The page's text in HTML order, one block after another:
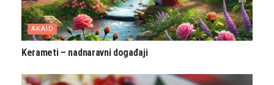
AKAID
Kerameti – nadnaravni događaji